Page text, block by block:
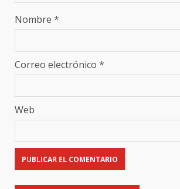
Nombre *
Correo electrónico *
Web